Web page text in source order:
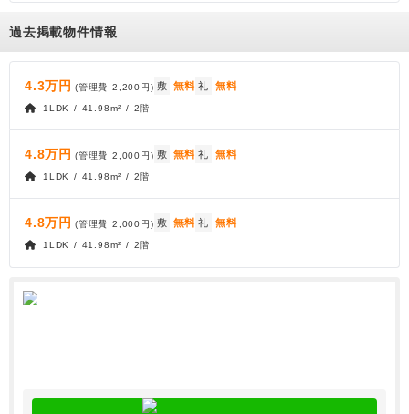
過去掲載物件情報
4.3万円 (管理費 2,200円) 敷 無料 礼 無料
1LDK / 41.98m² / 2階
4.8万円 (管理費 2,000円) 敷 無料 礼 無料
1LDK / 41.98m² / 2階
4.8万円 (管理費 2,000円) 敷 無料 礼 無料
1LDK / 41.98m² / 2階